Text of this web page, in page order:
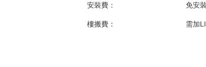
安裝費： 免安
樓搬費： 需加